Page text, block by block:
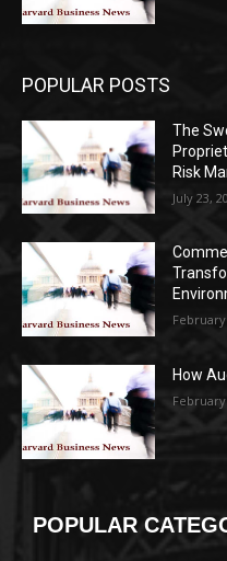
POPULAR POSTS
The
Risk
July 23,
February
How
February
POPULAR